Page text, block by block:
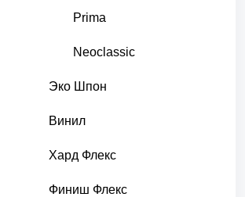
Prima
Neoclassic
Эко Шпон
Винил
Хард Флекс
Финиш Флекс